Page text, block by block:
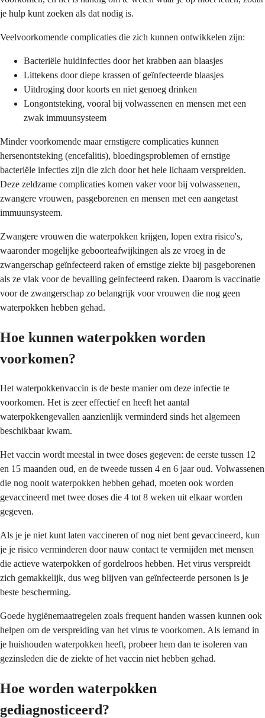
je hulp kunt zoeken als dat nodig is.
Veelvoorkomende complicaties die zich kunnen ontwikkelen zijn:
Bacteriële huidinfecties door het krabben aan blaasjes
Littekens door diepe krassen of geïnfecteerde blaasjes
Uitdroging door koorts en niet genoeg drinken
Longontsteking, vooral bij volwassenen en mensen met een
zwak immuunsysteem
Minder voorkomende maar ernstigere complicaties kunnen
hersenontsteking (encefalitis), bloedingsproblemen of ernstige
bacteriële infecties zijn die zich door het hele lichaam verspreiden.
Deze zeldzame complicaties komen vaker voor bij volwassenen,
zwangere vrouwen, pasgeborenen en mensen met een aangetast
immuunsysteem.
Zwangere vrouwen die waterpokken krijgen, lopen extra risico's,
waaronder mogelijke geboorteafwijkingen als ze vroeg in de
zwangerschap geïnfecteerd raken of ernstige ziekte bij pasgeborenen
als ze vlak voor de bevalling geïnfecteerd raken. Daarom is vaccinatie
voor de zwangerschap zo belangrijk voor vrouwen die nog geen
waterpokken hebben gehad.
Hoe kunnen waterpokken worden
voorkomen?
Het waterpokkenvaccin is de beste manier om deze infectie te
voorkomen. Het is zeer effectief en heeft het aantal
waterpokkengevallen aanzienlijk verminderd sinds het algemeen
beschikbaar kwam.
Het vaccin wordt meestal in twee doses gegeven: de eerste tussen 12
en 15 maanden oud, en de tweede tussen 4 en 6 jaar oud. Volwassenen
die nog nooit waterpokken hebben gehad, moeten ook worden
gevaccineerd met twee doses die 4 tot 8 weken uit elkaar worden
gegeven.
Als je je niet kunt laten vaccineren of nog niet bent gevaccineerd, kun
je je risico verminderen door nauw contact te vermijden met mensen
die actieve waterpokken of gordelroos hebben. Het virus verspreidt
zich gemakkelijk, dus weg blijven van geïnfecteerde personen is je
beste bescherming.
Goede hygiënemaatregelen zoals frequent handen wassen kunnen ook
helpen om de verspreiding van het virus te voorkomen. Als iemand in
je huishouden waterpokken heeft, probeer hem dan te isoleren van
gezinsleden die de ziekte of het vaccin niet hebben gehad.
Hoe worden waterpokken
gediagnosticeerd?